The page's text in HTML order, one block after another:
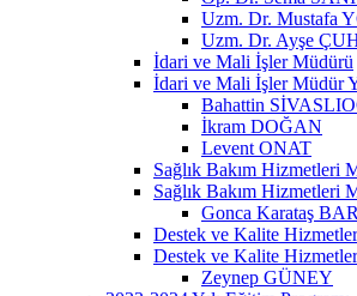
Uzm. Dr. Mustafa
Uzm. Dr. Ayşe
İdari ve Mali İşler Müdürü
İdari ve Mali İşler Müdür
Bahattin
İkram DOĞAN
Levent ONAT
Sağlık Bakım Hizmetleri
Sağlık Bakım Hizmetleri
Gonca Karataş
Destek ve Kalite
Destek ve Kalite
Zeynep GÜNEY